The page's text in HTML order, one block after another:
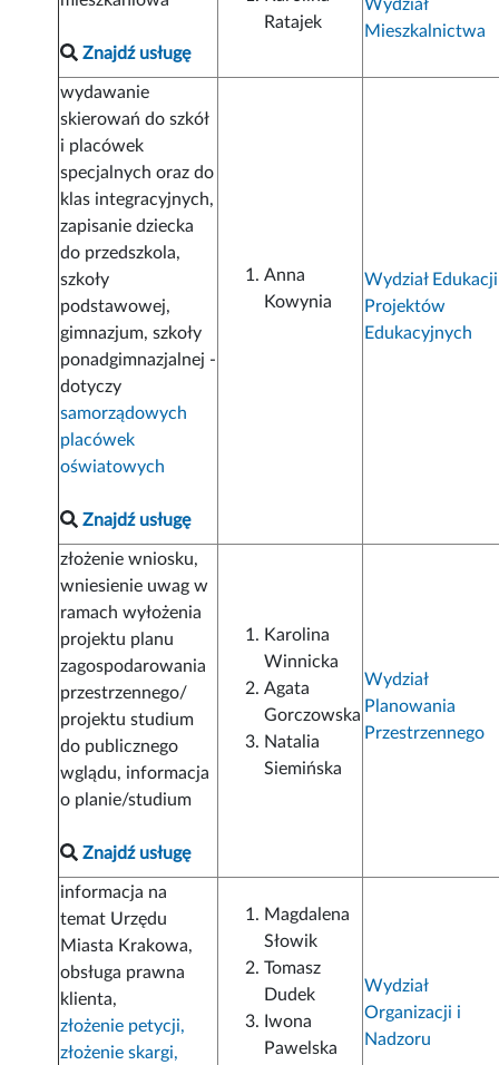
Znajdź usługę
Ratajek
Wydział
Mieszkalnictwa
wydawanie
skierowań do szkół
i placówek
specjalnych oraz do
klas integracyjnych,
zapisanie dziecka
do przedszkola,
szkoły
podstawowej,
gimnazjum, szkoły
ponadgimnazjalnej -
dotyczy
samorządowych
placówek
oświatowych
Znajdź usługę
Anna
Kowynia
Wydział
Projektów
Edukacyjnych
złożenie wniosku,
wniesienie uwag w
ramach wyłożenia
projektu planu
zagospodarowania
przestrzennego/
projektu studium
do publicznego
wglądu, informacja
o planie/studium
Znajdź usługę
Karolina
Winnicka
Agata
Gorczowska
Natalia
Siemińska
Wydział
Planowania
Przestrzennego
informacja na
temat Urzędu
Miasta Krakowa,
obsługa prawna
klienta,
złożenie petycji,
złożenie skargi,
Magdalena
Słowik
Tomasz
Dudek
Iwona
Pawelska
Wydział
Organizacji i
Nadzoru